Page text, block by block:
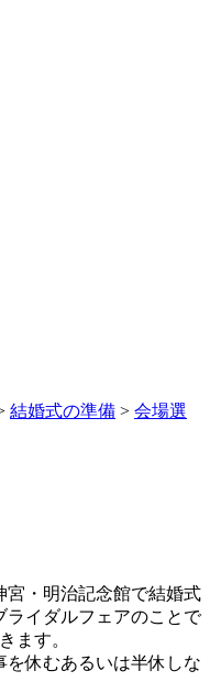
結婚式の準備 > 会場選
宮・明治記念館で結婚式
ライダルフェアのことで
ます。
を休むあるいは半休しな